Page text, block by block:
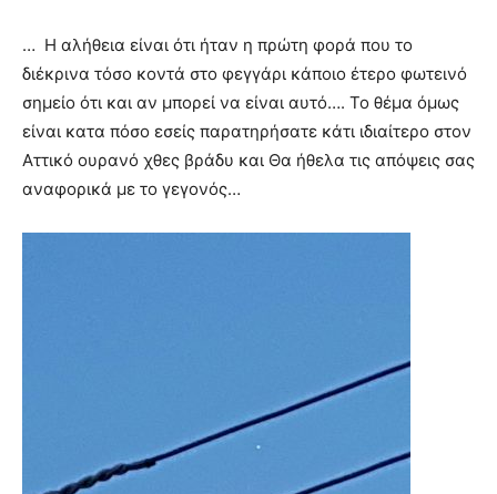
… Η αλήθεια είναι ότι ήταν η πρώτη φορά που το
διέκρινα τόσο κοντά στο φεγγάρι κάποιο έτερο φωτεινό
σημείο ότι και αν μπορεί να είναι αυτό…. Το θέμα όμως
είναι κατα πόσο εσείς παρατηρήσατε κάτι ιδιαίτερο στον
Αττικό ουρανό χθες βράδυ και Θα ήθελα τις απόψεις σας
αναφορικά με το γεγονός…